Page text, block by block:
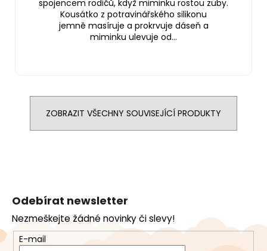
spojencem rodičů, když miminku rostou zuby.
Kousátko z potravinářského silikonu
jemně masíruje a prokrvuje dáseň a
miminku ulevuje od...
ZOBRAZIT VŠECHNY SOUVISEJÍCÍ PRODUKTY
a
t
Odebírat newsletter
Nezmeškejte žádné novinky či slevy!
E-mail